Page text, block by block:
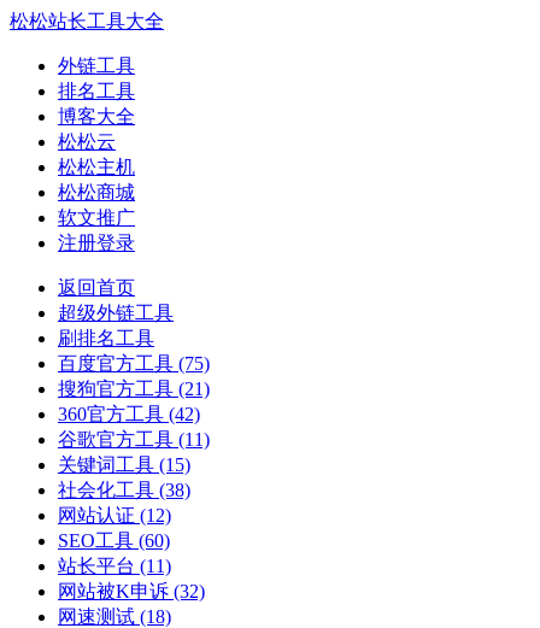
松松站长工具大全
外链工具
排名工具
博客大全
松松云
松松主机
松松商城
软文推广
注册登录
返回首页
超级外链工具
刷排名工具
百度官方工具 (75)
搜狗官方工具 (21)
360官方工具 (42)
谷歌官方工具 (11)
关键词工具 (15)
社会化工具 (38)
网站认证 (12)
SEO工具 (60)
站长平台 (11)
网站被K申诉 (32)
网速测试 (18)